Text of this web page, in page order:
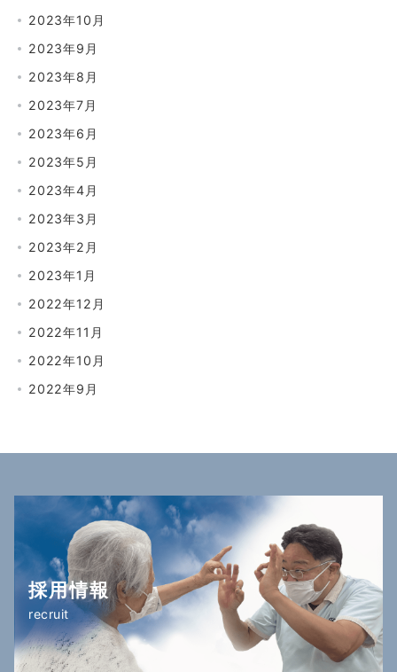
2023年10月
2023年9月
2023年8月
2023年7月
2023年6月
2023年5月
2023年4月
2023年3月
2023年2月
2023年1月
2022年12月
2022年11月
2022年10月
2022年9月
採用情報
recruit